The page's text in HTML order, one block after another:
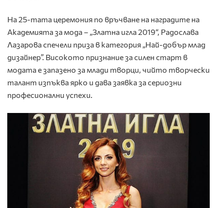
На 25-тата церемония по връчване на наградите на
Академията за мода – „Златна игла 2019“, Радослава
Лазарова спечели приза в категория „Най-добър млад
дизайнер”. Високото признание за силен старт в
модата е запазено за млади творци, чийто творчески
талант изпъква ярко и дава заявка за сериозни
професионални успехи.